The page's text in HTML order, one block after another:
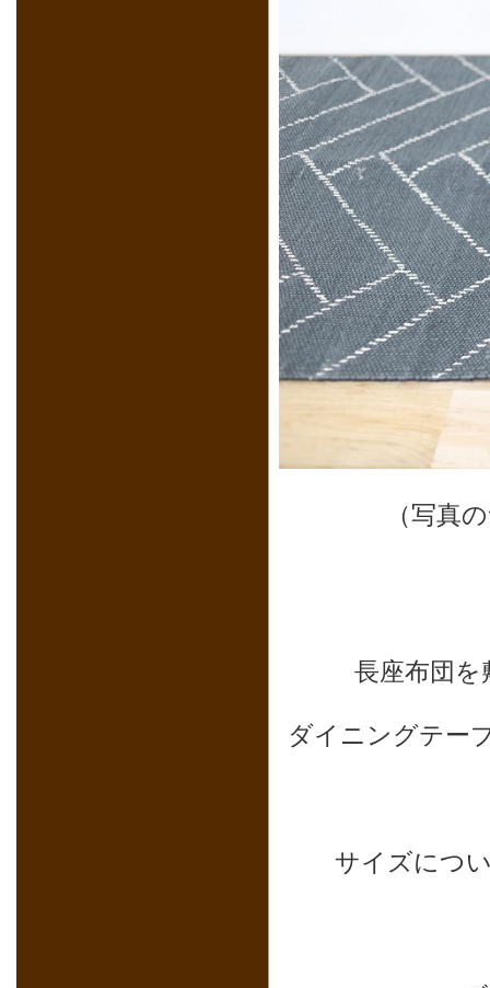
（写真
長座布団
ダイニングテー
サイズにつ